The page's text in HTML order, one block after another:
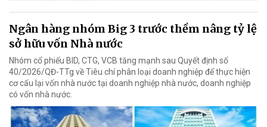
Ngân hàng nhóm Big 3 trước thềm nâng tỷ lệ
sở hữu vốn Nhà nước
Nhóm cổ phiếu BID, CTG, VCB tăng mạnh sau Quyết định số
40/2026/QĐ-TTg về Tiêu chí phân loại doanh nghiệp để thực hiện
cơ cấu lại vốn nhà nước tại doanh nghiệp nhà nước, doanh nghiệp
có vốn nhà nước.